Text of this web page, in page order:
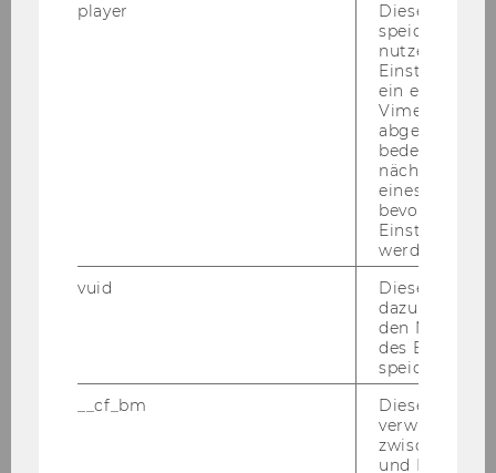
und Kar­rie­re gibt's im ZBP Ca­re­er
player
Dieses Cookie
speichert
ein
Vimeo-Video
abgespielt
bedeutet,
nächsten
eines Vimeo-
bevorzugten
werden.
vuid
Dieser
dazu
den
des
speichern.
__cf_bm
Dieses
verwendet,
zwischen
und Bots zu